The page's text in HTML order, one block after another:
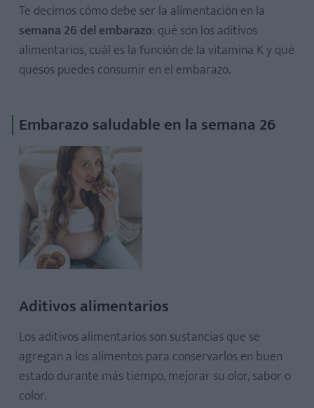
Te decimos cómo debe ser la alimentación en la
semana 26 del embarazo: qué son los aditivos
alimentarios, cuál es la función de la vitamina K y qué
quesos puedes consumir en el embarazo.
Embarazo saludable en la semana 26
Aditivos alimentarios
Los aditivos alimentarios son sustancias que se
agregan a los alimentos para conservarlos en buen
estado durante más tiempo, mejorar su olor, sabor o
color.